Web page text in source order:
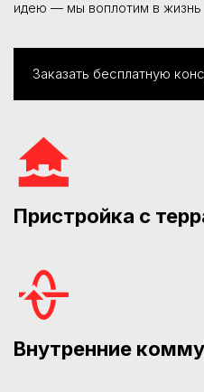
идею — мы воплотим в жизнь
Заказать бесплатную
Пристройка с
Внутренние